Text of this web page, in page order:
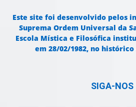
Este site foi desenvolvido pelos
Suprema Ordem Universal da
Escola Mística e Filosófica
em 28/02/1982, no
SIGA-NOS